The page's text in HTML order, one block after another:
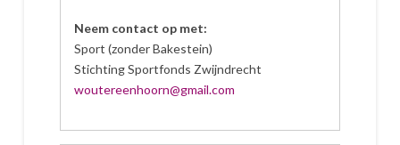
Neem contact op met:
Sport (zonder Bakestein)
Stichting Sportfonds Zwijndrecht
woutereenhoorn@gmail.com